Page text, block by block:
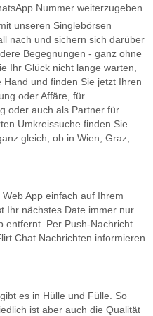
Nummer weiterzugeben.
unseren Singlebörsen
nach und sichern sich darüber
Begegnungen - ganz ohne
Ihr Glück nicht lange warten,
und finden Sie jetzt Ihren
oder Affäre, für
oder auch als Partner für
Umkreissuche finden Sie
gleich, ob in Wien, Graz,
App einfach auf Ihrem
Ihr nächstes Date immer nur
entfernt. Per Push-Nachricht
Chat Nachrichten informieren
es in Hülle und Fülle. So
ist aber auch die Qualität